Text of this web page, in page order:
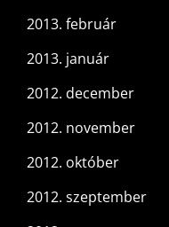
2013. február
2013. január
2012. december
2012. november
2012. október
2012. szeptember